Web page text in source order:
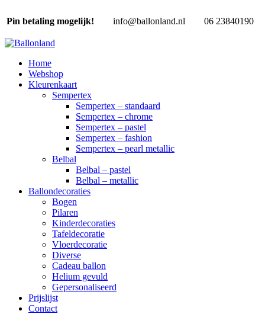
Pin betaling mogelijk! info@ballonland.nl 06 23840190
Home
Webshop
Kleurenkaart
Sempertex
Sempertex – standaard
Sempertex – chrome
Sempertex – pastel
Sempertex – fashion
Sempertex – pearl metallic
Belbal
Belbal – pastel
Belbal – metallic
Ballondecoraties
Bogen
Pilaren
Kinderdecoraties
Tafeldecoratie
Vloerdecoratie
Diverse
Cadeau ballon
Helium gevuld
Gepersonaliseerd
Prijslijst
Contact